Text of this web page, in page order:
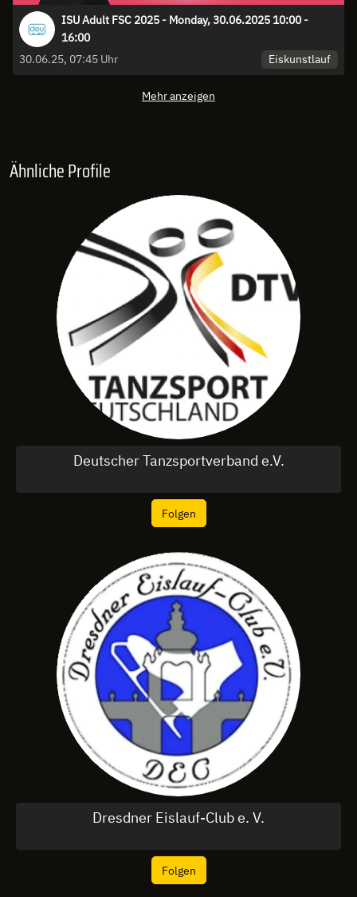
ISU Adult FSC 2025 - Monday, 30.06.2025 10:00 -
16:00
30.06.25, 07:45 Uhr
Eiskunstlauf
Mehr anzeigen
Ähnliche Profile
Deutscher Tanzsportverband e.V.
Folgen
Dresdner Eislauf-Club e. V.
Folgen